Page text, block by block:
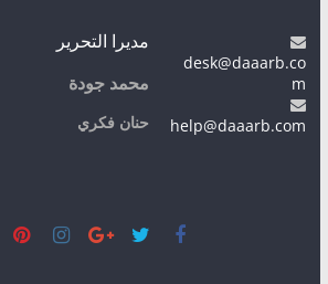
desk@daaarb.co
m
help@daaarb.com
مديرا التحرير
محمد جودة
حنان فكري